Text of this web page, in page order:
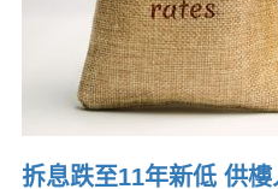
拆息跌至11年新低 供樓